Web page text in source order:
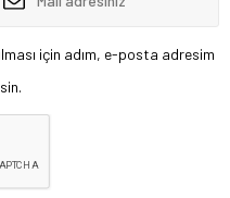
için adım, e-posta adresim